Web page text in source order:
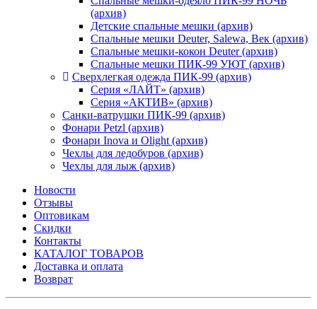
(архив)
Детские спальные мешки (архив)
Спальные мешки Deuter, Salewa, Век (архив)
Спальные мешки-кокон Deuter (архив)
Спальные мешки ПИК-99 УЮТ (архив)
Сверхлегкая одежда ПИК-99 (архив)
Серия «ЛАЙТ» (архив)
Серия «АКТИВ» (архив)
Санки-ватрушки ПИК-99 (архив)
Фонари Petzl (архив)
Фонари Inova и Olight (архив)
Чехлы для ледобуров (архив)
Чехлы для лыж (архив)
Новости
Отзывы
Оптовикам
Скидки
Контакты
КАТАЛОГ ТОВАРОВ
Доставка и оплата
Возврат